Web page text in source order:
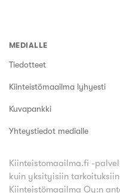
MEDIALLE
Tiedotteet
Kiinteistömaailma lyhyesti
Kuvapankki
Yhteystiedot medialle
Kiinteistomaailma.fi -
kuin yksityisiin
Kiinteistömaailma Oy:n